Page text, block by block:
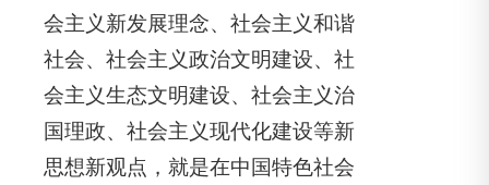
会主义新发展理念、社会主义和谐
社会、社会主义政治文明建设、社
会主义生态文明建设、社会主义治
国理政、社会主义现代化建设等新
思想新观点，就是在中国特色社会